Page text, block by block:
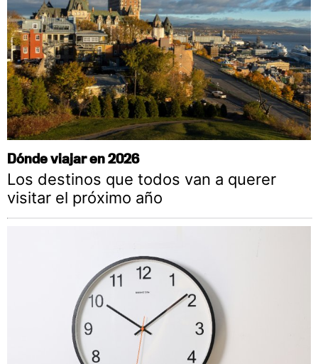
Dónde viajar en 2026
Los destinos que todos van a querer
visitar el próximo año